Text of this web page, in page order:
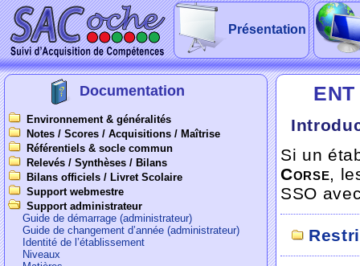
Présentation
Documentation
Environnement & généralités
Notes / Scores / Acquisitions / Maîtrise
Référentiels & socle commun
Relevés / Synthèses / Bilans
Bilans officiels / Livret Scolaire
Support webmestre
Support administrateur
Guide de démarrage (administrateur)
Guide de changement d’année (administrateur)
Identité de l’établissement
Niveaux
Si un
Corse,
SSO